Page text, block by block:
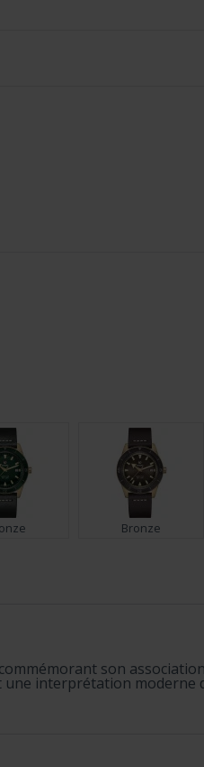
Bronze
son
interprétation moderne